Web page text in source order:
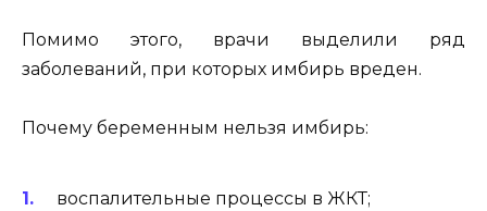
Помимо этого, врачи выделили ряд
заболеваний, при которых имбирь вреден.
Почему беременным нельзя имбирь:
воспалительные процессы в ЖКТ;